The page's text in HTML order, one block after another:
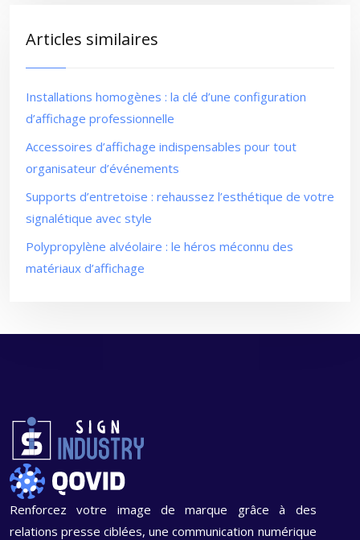
Articles similaires
Installations homogènes : la clé d’une configuration
d’affichage professionnelle
Accessoires d’affichage indispensables pour tout
organisateur d’événements
Supports d’entretoise : rehaussez l’esthétique de votre
signalétique avec style
Polypropylène alvéolaire : le héros méconnu des
matériaux d’affichage
Renforcez votre image de marque grâce à des
relations presse ciblées, une communication numérique